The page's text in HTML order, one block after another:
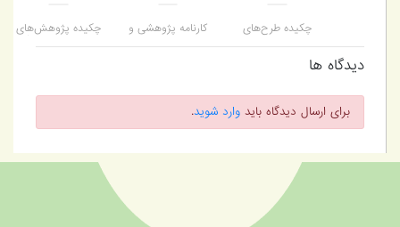
چکیده‌ طرح‌های
پژوهشی موسسه عالی
پژوهش تامین اجتماعی
کارنامه پژوهشی و
انتشاراتی موسسه عالی
گزارش‌های کارشناسی و
پایان‌نامه‌های دانشجویی)
چکیده پژوهش‌های
سیاست‌های کلی تأمین
دیدگاه ها
برای ارسال دیدگاه بایدوارد شوید.